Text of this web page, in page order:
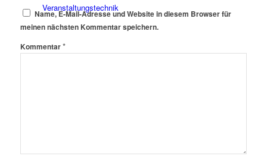
Veranstaltungstechnik
Name, E-Mail-Adresse und Website in diesem Browser für
meinen nächsten Kommentar speichern.
Kommentar*